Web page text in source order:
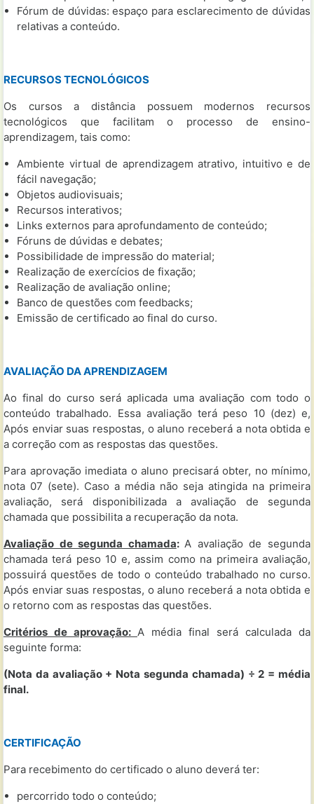
Fórum de dúvidas: espaço para esclarecimento de dúvidas
relativas a conteúdo.
RECURSOS TECNOLÓGICOS
Os cursos a distância possuem modernos recursos
tecnológicos que facilitam o processo de ensino-
aprendizagem, tais como:
Ambiente virtual de aprendizagem atrativo, intuitivo e de
fácil navegação;
Objetos audiovisuais;
Recursos interativos;
Links externos para aprofundamento de conteúdo;
Fóruns de dúvidas e debates;
Possibilidade de impressão do material;
Realização de exercícios de fixação;
Realização de avaliação online;
Banco de questões com feedbacks;
Emissão de certificado ao final do curso.
AVALIAÇÃO DA APRENDIZAGEM
Ao final do curso será aplicada uma avaliação com todo o
conteúdo trabalhado. Essa avaliação terá peso 10 (dez) e,
Após enviar suas respostas, o aluno receberá a nota obtida e
a correção com as respostas das questões.
Para aprovação imediata o aluno precisará obter, no mínimo,
nota 07 (sete). Caso a média não seja atingida na primeira
avaliação, será disponibilizada a avaliação de segunda
chamada que possibilita a recuperação da nota.
Avaliação de segunda chamada:A avaliação de segunda
chamada terá peso 10 e, assim como na primeira avaliação,
possuirá questões de todo o conteúdo trabalhado no curso.
Após enviar suas respostas, o aluno receberá a nota obtida e
o retorno com as respostas das questões.
Critérios de aprovação: A média final será calculada da
seguinte forma:
(Nota da avaliação + Nota segunda chamada) ÷ 2 = média
final.
CERTIFICAÇÃO
Para recebimento do certificado o aluno deverá ter:
percorrido todo o conteúdo;